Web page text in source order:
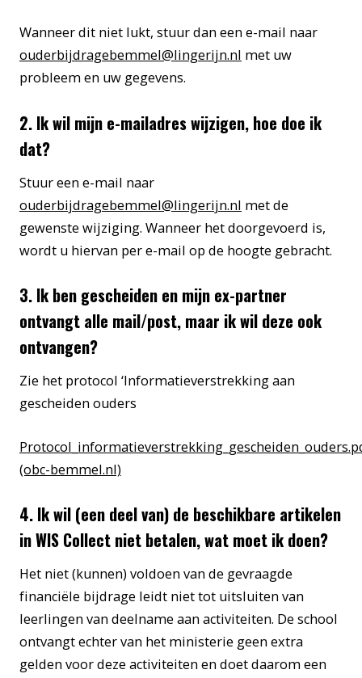
Wanneer dit niet lukt, stuur dan een e-mail naar
ouderbijdragebemmel@lingerijn.nl met uw
probleem en uw gegevens.
2. Ik wil mijn e-mailadres wijzigen, hoe doe ik
dat?
Stuur een e-mail naar
ouderbijdragebemmel@lingerijn.nl met de
gewenste wijziging. Wanneer het doorgevoerd is,
wordt u hiervan per e-mail op de hoogte gebracht.
3. Ik ben gescheiden en mijn ex-partner
ontvangt alle mail/post, maar ik wil deze ook
ontvangen?
Zie het protocol ‘Informatieverstrekking aan
gescheiden ouders
(obc-bemmel.nl)
4. Ik wil (een deel van) de beschikbare artikelen
in WIS Collect niet betalen, wat moet ik doen?
Het niet (kunnen) voldoen van de gevraagde
financiële bijdrage leidt niet tot uitsluiten van
leerlingen van deelname aan activiteiten. De school
ontvangt echter van het ministerie geen extra
gelden voor deze activiteiten en doet daarom een